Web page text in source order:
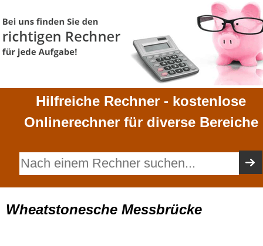
Hilfreiche Rechner - kostenlose
Onlinerechner für diverse Bereiche
Wheatstonesche Messbrücke